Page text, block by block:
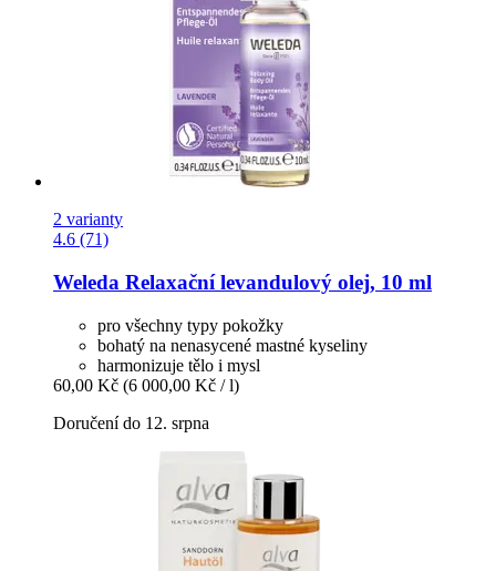
2 varianty
4.6 (71)
Weleda Relaxační levandulový olej, 10 ml
pro všechny typy pokožky
bohatý na nenasycené mastné kyseliny
harmonizuje tělo i mysl
60,00 Kč (6 000,00 Kč / l)
Doručení do 12. srpna